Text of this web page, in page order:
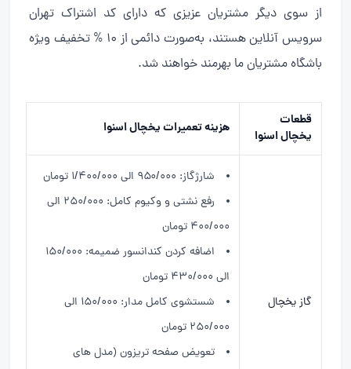
از سوی دیگر مشتریان عزیزی که دارای کد اشتراک تهران
سرویس آنلاین هستند، به‌صورت دائمی از 10 % تخفیف ویژه
باشگاه مشتریان ما بهرمند خواهند شد.
قطعات
یخچال اسنوا
هزینه تعمیرات یخچال اسنوا
گاز یخچال
شارژگاز: ۹۵۰/۰۰۰ الی ۱/۴۰۰/۰۰۰ تومان
رفع نشتی و وکیوم کامل: ۲۵۰/۰۰۰ الی
۴۰۰/۰۰۰ تومان
اضافه کردن کندانسور ضمیمه: ۱۵۰/۰۰۰
الی ۴۳۰/۰۰۰ تومان
شستشوی کامل مدار: ۱۵۰/۰۰۰ الی
۲۵۰/۰۰۰ تومان
تعویض صفحه تریزون (مدل های